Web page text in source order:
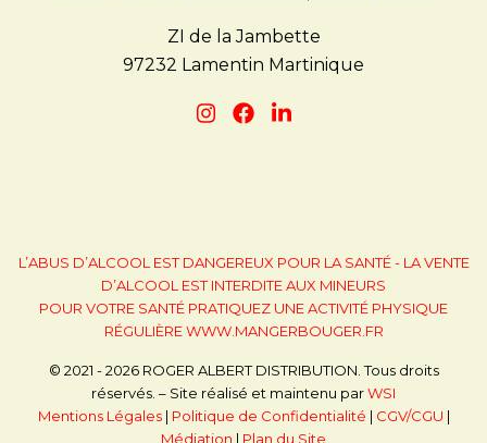
ZI de la Jambette
97232 Lamentin Martinique
L’ABUS D’ALCOOL EST DANGEREUX POUR LA SANTÉ - LA VENTE
D’ALCOOL EST INTERDITE AUX MINEURS
POUR VOTRE SANTÉ PRATIQUEZ UNE ACTIVITÉ PHYSIQUE
RÉGULIÈREWWW.MANGERBOUGER.FR
© 2021 - 2026 ROGER ALBERT DISTRIBUTION. Tous droits
réservés. – Site réalisé et maintenu parWSI
Mentions Légales| Politique de Confidentialité | CGV/CGU |
Médiation | Plan du Site